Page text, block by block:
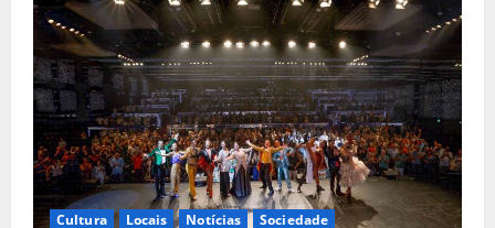
Cultura Locais Notícias Sociedade